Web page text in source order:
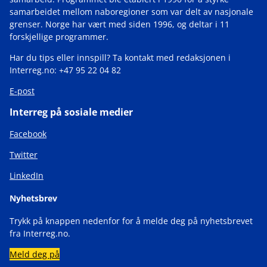
samarbeidet mellom naboregioner som var delt av nasjonale
grenser. Norge har vært med siden 1996, og deltar i 11
forskjellige programmer.
Har du tips eller innspill? Ta kontakt med redaksjonen i
Interreg.no: +47 95 22 04 82
E-post
Interreg på sosiale medier
Facebook
Twitter
LinkedIn
Nyhetsbrev
Trykk på knappen nedenfor for å melde deg på nyhetsbrevet
fra Interreg.no.
Meld deg på